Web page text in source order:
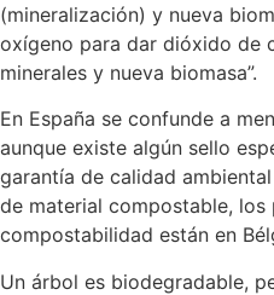
(mineralización) y nueva
oxígeno para dar dióxido de
minerales y nueva biomasa”.
En España se confunde a
aunque existe algún sello
garantía de calidad
de material compostable,
compostabilidad están en
Un árbol es biodegradable,